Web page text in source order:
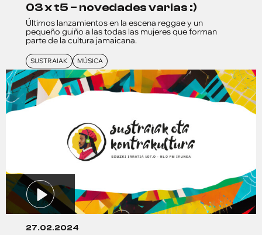
03 x t5 – novedades varias :)
Últimos lanzamientos en la escena reggae y un
pequeño guiño a las todas las mujeres que forman
parte de la cultura jamaicana.
SUSTRAIAK MÚSICA
27.02.2024